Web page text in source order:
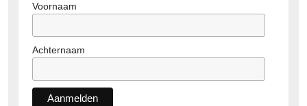
Voornaam
Achternaam